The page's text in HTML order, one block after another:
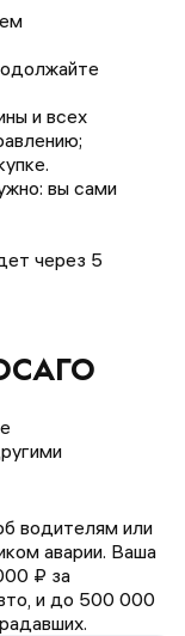
и всех
вы сами
через 5
водителям или
аварии. Ваша
₽ за
и до 500 000